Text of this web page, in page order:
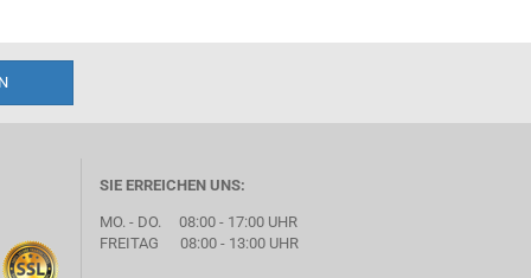
SIE ERREICHEN UNS:
MO. - DO. 08:00 - 17:00 UHR
FREITAG 08:00 - 13:00 UHR